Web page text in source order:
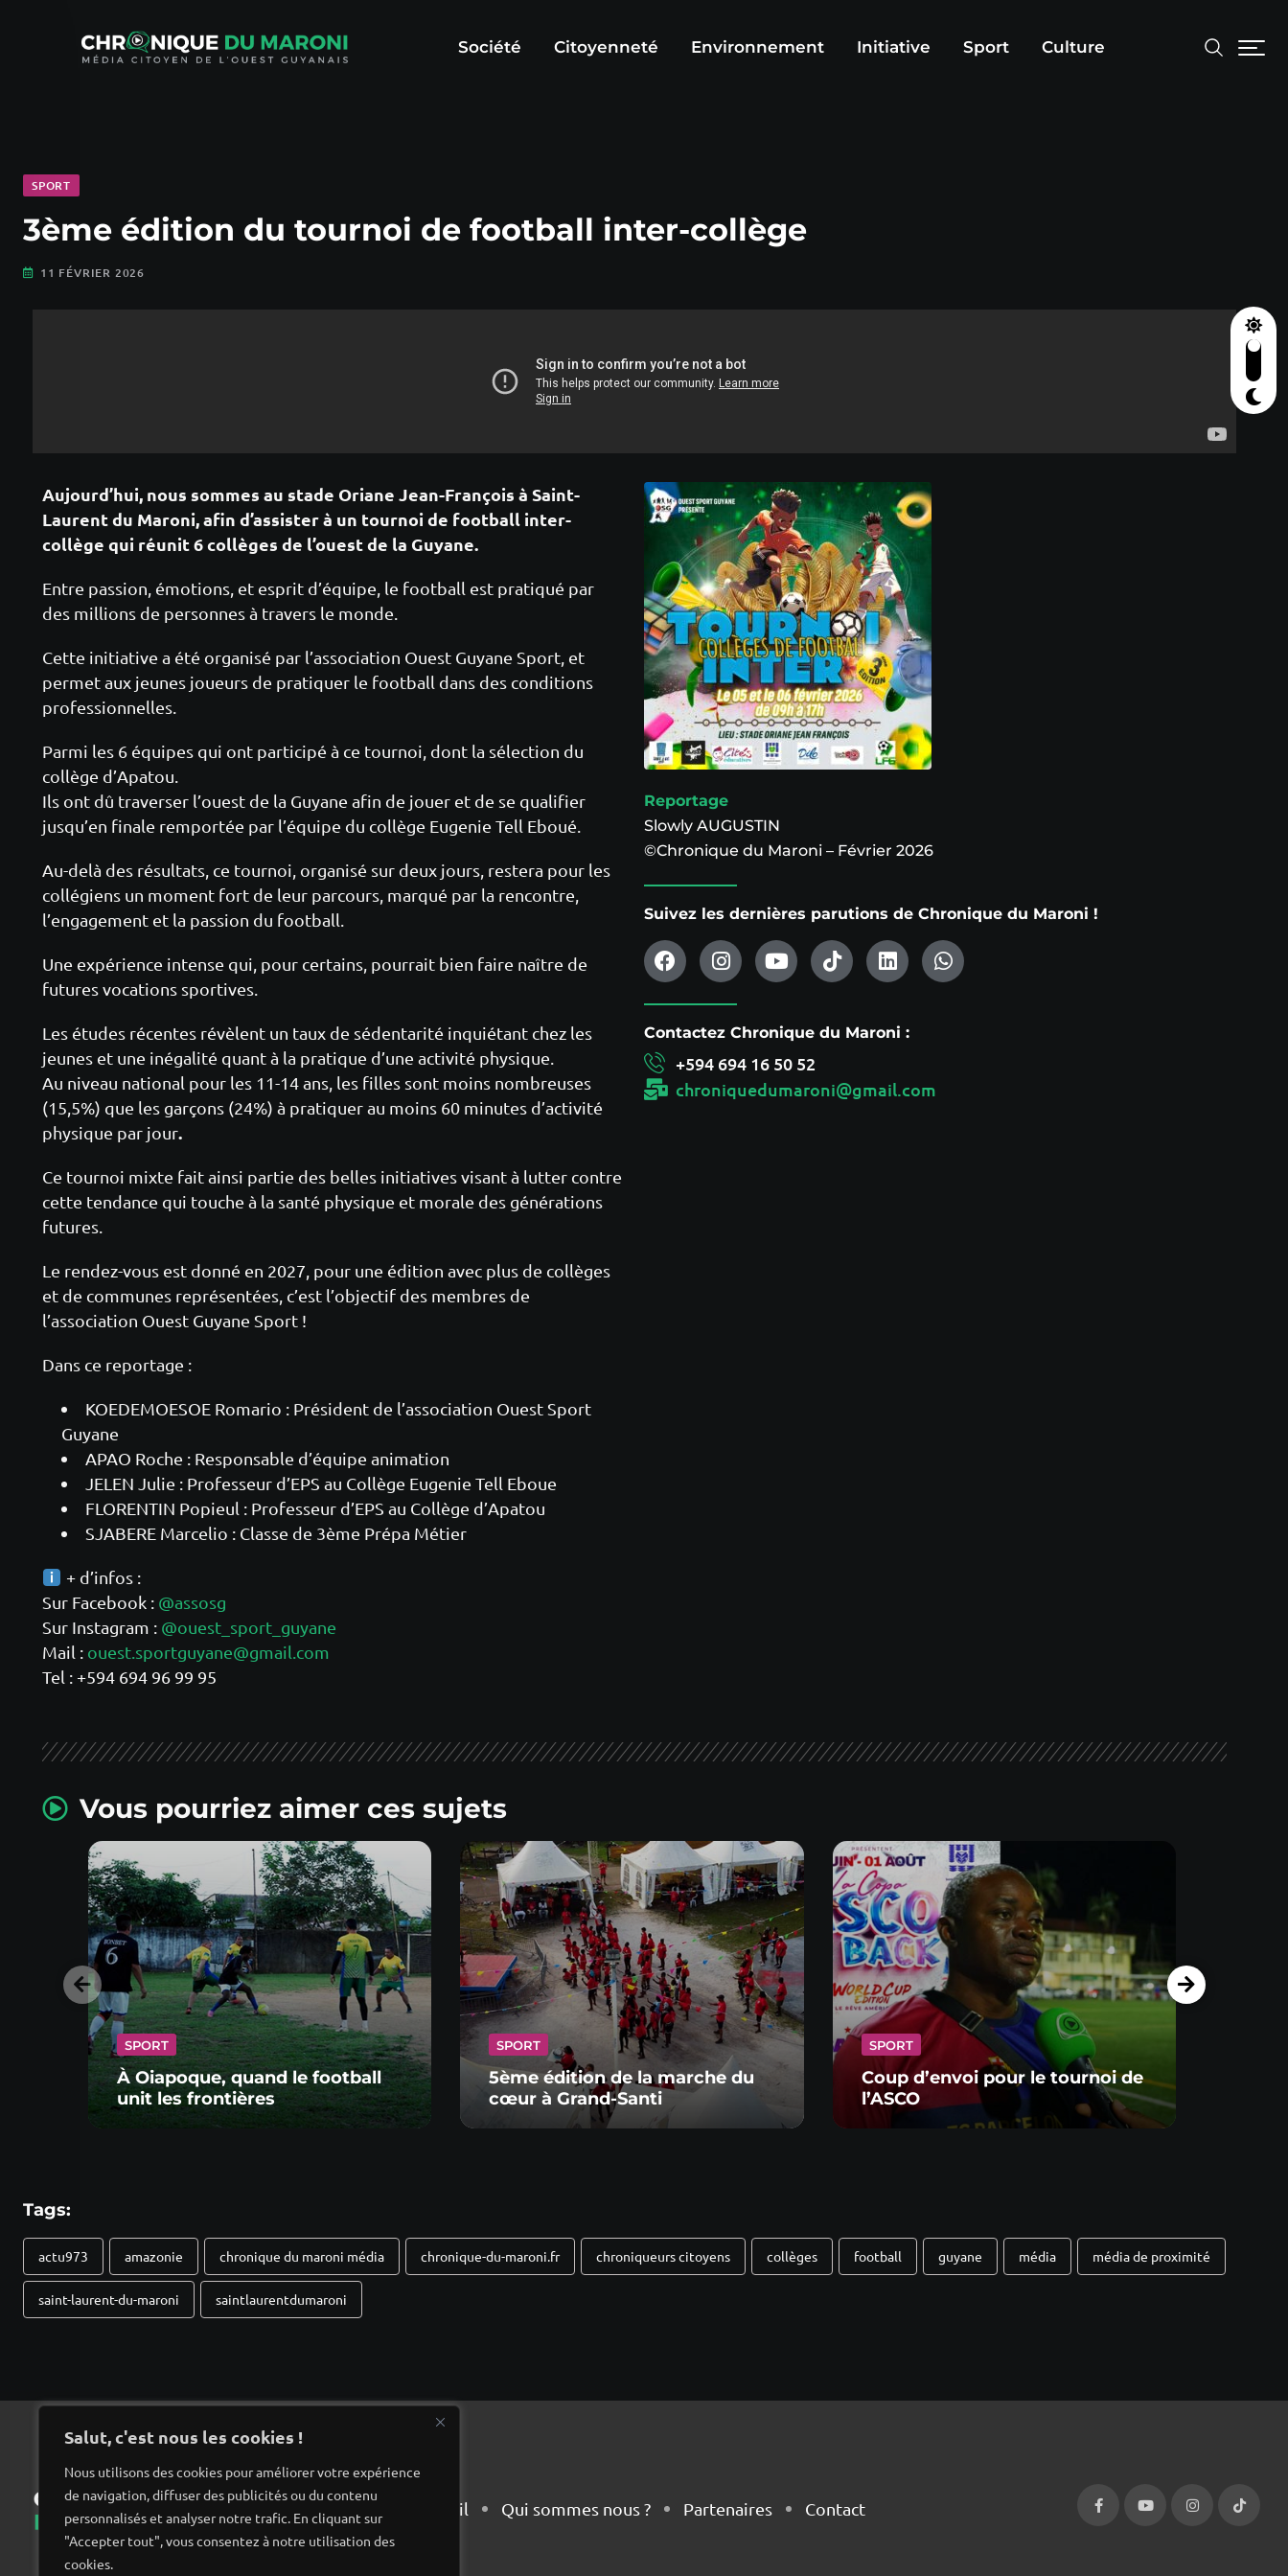
Salut, c'est nous les cookies !
Nous utilisons des cookies pour améliorer votre expérience
de navigation, diffuser des publicités ou du contenu
personnalisés et analyser notre trafic. En cliquant sur
"Accepter tout", vous consentez à notre utilisation des
cookies.
Société Citoyenneté Environnement Initiative Sport Culture
SPORT
3ème édition du tournoi de football inter-collège
11 FÉVRIER 2026
Aujourd’hui, nous sommes au stade Oriane Jean-François à Saint-
Laurent du Maroni, afin d’assister à un tournoi de football inter-
collège qui réunit 6 collèges de l’ouest de la Guyane.
Entre passion, émotions, et esprit d’équipe, le football est pratiqué par
des millions de personnes à travers le monde.
Cette initiative a été organisé par l’association Ouest Guyane Sport, et
permet aux jeunes joueurs de pratiquer le football dans des conditions
professionnelles.
Parmi les 6 équipes qui ont participé à ce tournoi, dont la sélection du
collège d’Apatou.
Ils ont dû traverser l’ouest de la Guyane afin de jouer et de se qualifier
jusqu’en finale remportée par l’équipe du collège Eugenie Tell Eboué.
Au-delà des résultats, ce tournoi, organisé sur deux jours, restera pour les
collégiens un moment fort de leur parcours, marqué par la rencontre,
l’engagement et la passion du football.
Une expérience intense qui, pour certains, pourrait bien faire naître de
futures vocations sportives.
Les études récentes révèlent un taux de sédentarité inquiétant chez les
jeunes et une inégalité quant à la pratique d’une activité physique.
Au niveau national pour les 11-14 ans, les filles sont moins nombreuses
(15,5%) que les garçons (24%) à pratiquer au moins 60 minutes d’activité
physique par jour.
Ce tournoi mixte fait ainsi partie des belles initiatives visant à lutter contre
cette tendance qui touche à la santé physique et morale des générations
futures.
Le rendez-vous est donné en 2027, pour une édition avec plus de collèges
et de communes représentées, c’est l’objectif des membres de
l’association Ouest Guyane Sport !
Dans ce reportage :
KOEDEMOESOE Romario : Président de l’association Ouest Sport
Guyane
APAO Roche : Responsable d’équipe animation
JELEN Julie : Professeur d’EPS au Collège Eugenie Tell Eboue
FLORENTIN Popieul : Professeur d’EPS au Collège d’Apatou
SJABERE Marcelio : Classe de 3ème Prépa Métier
+ d’infos :
Sur Facebook : @assosg
Sur Instagram : @ouest_sport_guyane
Mail : ouest.sportguyane@gmail.com
Tel : +594 694 96 99 95
Reportage
Slowly AUGUSTIN
©Chronique du Maroni – Février 2026
Suivez les dernières parutions de Chronique du Maroni !
Contactez Chronique du Maroni :
+594 694 16 50 52
chroniquedumaroni@gmail.com
Vous pourriez aimer ces sujets
SPORT
À Oiapoque, quand le football
unit les frontières
SPORT
5ème édition de la marche du
cœur à Grand-Santi
SPORT
Coup d’envoi pour le tournoi de
l’ASCO
Tags:
actu973 amazonie chronique du maroni média chronique-du-maroni.fr chroniqueurs citoyens collèges football guyane média média de proximité
saint-laurent-du-maroni saintlaurentdumaroni
Accueil Qui sommes nous ? Partenaires Contact